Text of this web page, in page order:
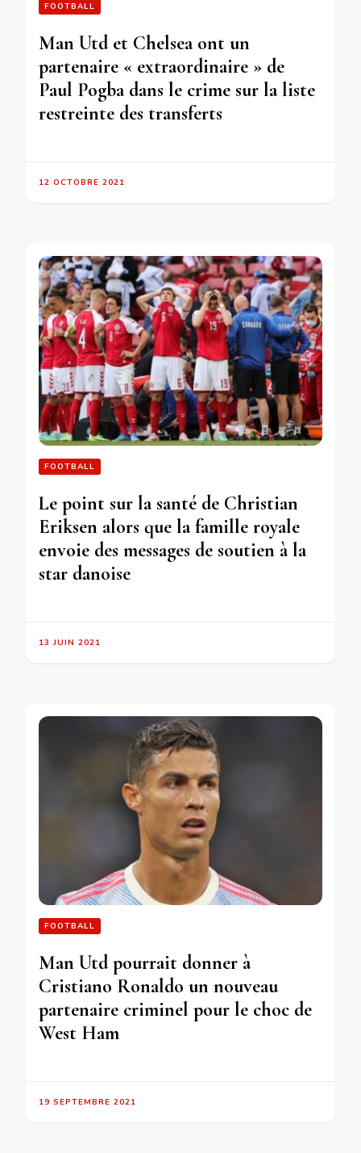
FOOTBALL
Man Utd et Chelsea ont un
partenaire « extraordinaire » de
Paul Pogba dans le crime sur la liste
restreinte des transferts
12 OCTOBRE 2021
FOOTBALL
Le point sur la santé de Christian
Eriksen alors que la famille royale
envoie des messages de soutien à la
star danoise
13 JUIN 2021
FOOTBALL
Man Utd pourrait donner à
Cristiano Ronaldo un nouveau
partenaire criminel pour le choc de
West Ham
19 SEPTEMBRE 2021